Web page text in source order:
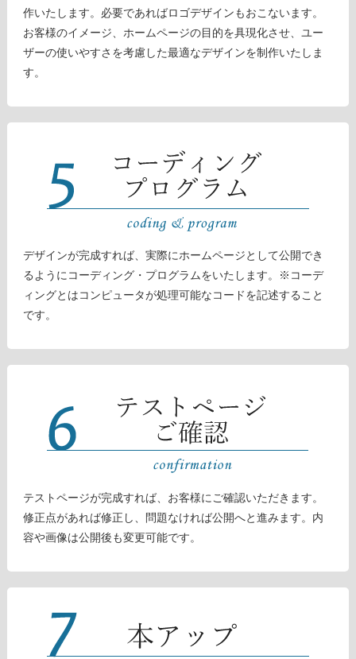
作いたします。必要であればロゴデザインもおこないます。
お客様のイメージ、ホームページの目的を具現化させ、ユー
ザーの使いやすさを考慮した最適なデザインを制作いたしま
す。
デザインが完成すれば、実際にホームページとして公開でき
るようにコーディング・プログラムをいたします。※コーデ
ィングとはコンピュータが処理可能なコードを記述すること
です。
テストページが完成すれば、お客様にご確認いただきます。
修正点があれば修正し、問題なければ公開へと進みます。内
容や画像は公開後も変更可能です。